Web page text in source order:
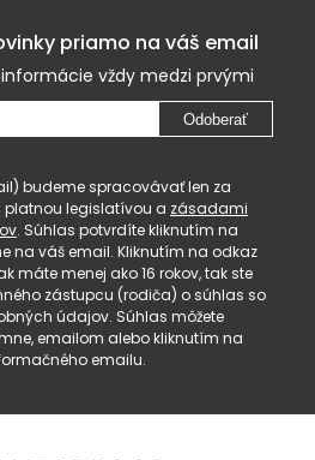
priamo na váš email
vždy medzi prvými
Odoberať
budeme spracovávať len za
platnou legislatívou a zásadami
. Súhlas potvrdíte kliknutím na
na váš email. Kliknutím na odkaz
máte menej ako 16 rokov, tak ste
zástupcu (rodiča) o súhlas so
údajov. Súhlas môžete
emailom alebo kliknutím na
emailu.